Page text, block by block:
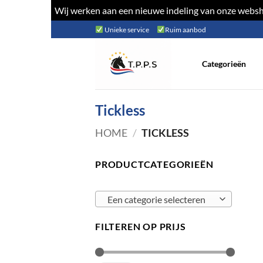
Wij werken aan een nieuwe indeling van onze
naar
Unieke service Ruim aanbod
Categorieën
Tickless
HOME / TICKLESS
PRODUCTCATEGORIEËN
Een categorie selecteren
FILTEREN OP PRIJS